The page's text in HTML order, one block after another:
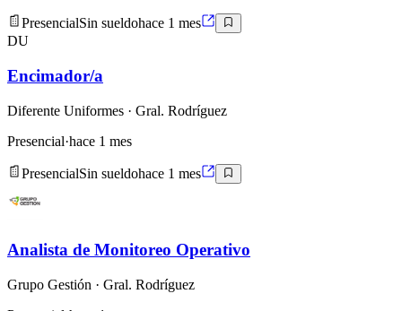
PresencialSin sueldohace 1 mes
DU
Encimador/a
Diferente Uniformes · Gral. Rodríguez
Presencial·hace 1 mes
PresencialSin sueldohace 1 mes
Analista de Monitoreo Operativo
Grupo Gestión · Gral. Rodríguez